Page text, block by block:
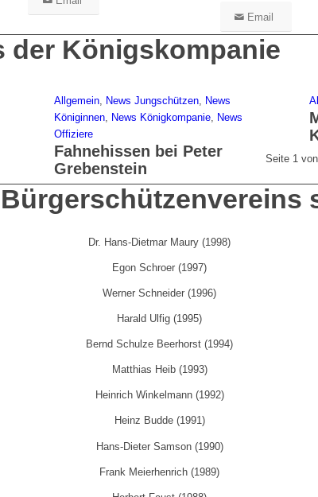
Email
der Königskompanie
Allgemein, News Jungschützen, News
Königinnen, News Königkompanie, News
Offiziere
Fahnehissen bei Peter
Grebenstein
Seite 1
Dr. Hans-Dietmar Maury (1998)
Egon Schroer (1997)
Werner Schneider (1996)
Harald Ulfig (1995)
Bernd Schulze Beerhorst (1994)
Matthias Heib (1993)
Heinrich Winkelmann (1992)
Heinz Budde (1991)
Hans-Dieter Samson (1990)
Frank Meierhenrich (1989)